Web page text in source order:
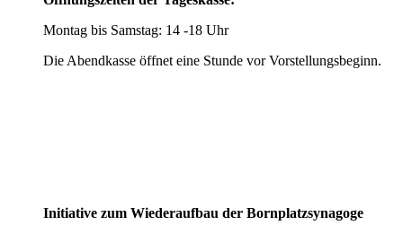
Montag bis Samstag: 14 -18 Uhr
Die Abendkasse öffnet eine Stunde vor Vorstellungsbeginn.
Initiative zum Wiederaufbau der Bornplatzsynagoge